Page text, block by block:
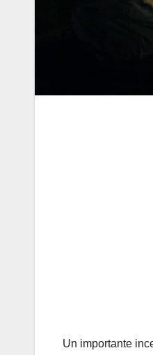
Un importante